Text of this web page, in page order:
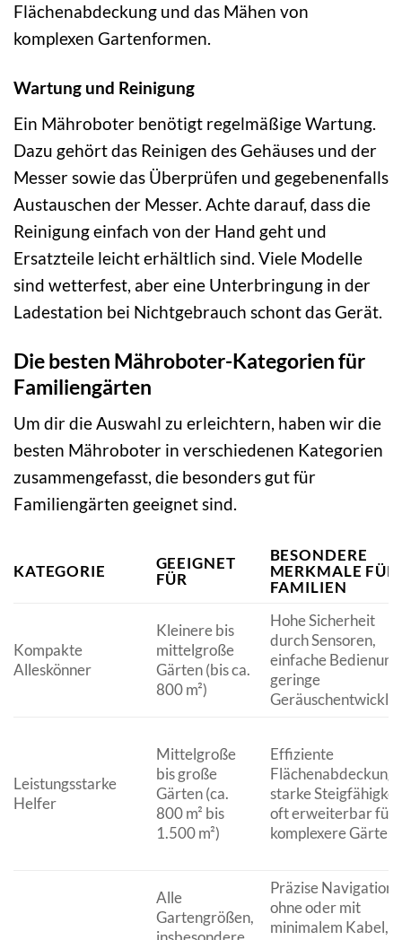
Flächenabdeckung und das Mähen von
komplexen Gartenformen.
Wartung und Reinigung
Ein Mähroboter benötigt regelmäßige Wartung.
Dazu gehört das Reinigen des Gehäuses und der
Messer sowie das Überprüfen und gegebenenfalls
Austauschen der Messer. Achte darauf, dass die
Reinigung einfach von der Hand geht und
Ersatzteile leicht erhältlich sind. Viele Modelle
sind wetterfest, aber eine Unterbringung in der
Ladestation bei Nichtgebrauch schont das Gerät.
Die besten Mähroboter-Kategorien für
Familiengärten
Um dir die Auswahl zu erleichtern, haben wir die
besten Mähroboter in verschiedenen Kategorien
zusammengefasst, die besonders gut für
Familiengärten geeignet sind.
KATEGORIE
GEEIGNET
FÜR
BESONDERE
MERKMALE FÜR
FAMILIEN
Kompakte
Alleskönner
Kleinere bis
mittelgroße
Gärten (bis ca.
800 m²)
Hohe Sicherheit
durch Sensoren,
einfache
geringe
Leistungsstarke
Helfer
Mittelgroße
bis große
Gärten (ca.
800 m² bis
1.500 m²)
Effiziente
Flächenabdeckung,
starke
oft erweiterbar für
komplexere Gärten
Alle
Gartengrößen,
Präzise Navigation
ohne oder mit
minimalem Kabel,